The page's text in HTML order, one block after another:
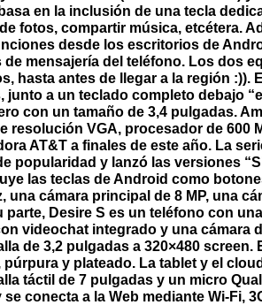
en la inclusión de una tecla
fotos, compartir música, etcétera.
desde los escritorios de
mensajería del teléfono. Los dos
hasta antes de llegar a la región :)).
junto a un teclado completo debajo
con un tamaño de 3,4 pulgadas.
resolución VGA, procesador de 600
AT&T a finales de este año. La
popularidad y lanzó las versiones
las teclas de Android como
una cámara principal de 8 MP, una
parte, Desire S es un teléfono con
videochat integrado y una cámara
de 3,2 pulgadas a 320×480
y plateado. La tablet y el
táctil de 7 pulgadas y un micro
conecta a la Web mediante Wi-Fi,